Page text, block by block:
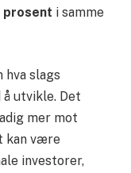
prosent i samme
slags
utvikle. Det
mer mot
kan være
investorer,